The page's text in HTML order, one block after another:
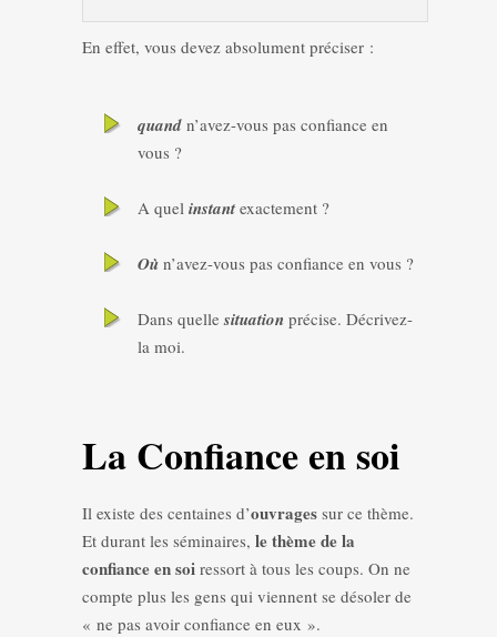
En effet, vous devez absolument préciser :
quand n’avez-vous pas confiance en
vous ?
A quel instant exactement ?
Où n’avez-vous pas confiance en vous ?
Dans quellesituation précise. Décrivez-
la moi.
La Confiance en soi
Il existe des centaines d’ouvrages sur ce thème.
Et durant les séminaires, le thème de la
confiance en soi ressort à tous les coups. On ne
compte plus les gens qui viennent se désoler de
« ne pas avoir confiance en eux ».